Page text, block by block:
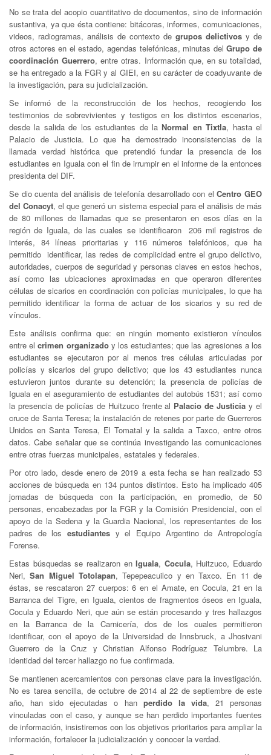
No se trata del acopio cuantitativo de documentos, sino de información
sustantiva, ya que ésta contiene: bitácoras, informes, comunicaciones,
videos, radiogramas, análisis de contexto de grupos delictivos y de
otros actores en el estado, agendas telefónicas, minutas del Grupo de
coordinación Guerrero, entre otras. Información que, en su totalidad,
se ha entregado a la FGR y al GIEI, en su carácter de coadyuvante de
la investigación, para su judicialización.
Se informó de la reconstrucción de los hechos, recogiendo los
testimonios de sobrevivientes y testigos en los distintos escenarios,
desde la salida de los estudiantes de la Normal en Tixtla, hasta el
Palacio de Justicia. Lo que ha demostrado inconsistencias de la
llamada verdad histórica que pretendió fundar la presencia de los
estudiantes en Iguala con el fin de irrumpir en el informe de la entonces
presidenta del DIF.
Se dio cuenta del análisis de telefonía desarrollado con el Centro GEO
del Conacyt, el que generó un sistema especial para el análisis de más
de 80 millones de llamadas que se presentaron en esos días en la
región de Iguala, de las cuales se identificaron 206 mil registros de
interés, 84 líneas prioritarias y 116 números telefónicos, que ha
permitido identificar, las redes de complicidad entre el grupo delictivo,
autoridades, cuerpos de seguridad y personas claves en estos hechos,
así como las ubicaciones aproximadas en que operaron diferentes
células de sicarios en coordinación con policías municipales, lo que ha
permitido identificar la forma de actuar de los sicarios y su red de
vínculos.
Este análisis confirma que: en ningún momento existieron vínculos
entre elcrimen organizadoy los estudiantes; que las agresiones a los
estudiantes se ejecutaron por al menos tres células articuladas por
policías y sicarios del grupo delictivo; que los 43 estudiantes nunca
estuvieron juntos durante su detención; la presencia de policías de
Iguala en el aseguramiento de estudiantes del autobús 1531; así como
la presencia de policías de Huitzuco frente al Palacio de Justiciay el
cruce de Santa Teresa; la instalación de retenes por parte de Guerreros
Unidos en Santa Teresa, El Tomatal y la salida a Taxco, entre otros
datos. Cabe señalar que se continúa investigando las comunicaciones
entre otras fuerzas municipales, estatales y federales.
Por otro lado, desde enero de 2019 a esta fecha se han realizado 53
acciones de búsqueda en 134 puntos distintos. Esto ha implicado 405
jornadas de búsqueda con la participación, en promedio, de 50
personas, encabezadas por la FGR y la Comisión Presidencial, con el
apoyo de la Sedena y la Guardia Nacional, los representantes de los
padres de los estudiantes y el Equipo Argentino de Antropología
Forense.
Estas búsquedas se realizaron enIguala, Cocula, Huitzuco, Eduardo
Neri,San Miguel Totolapan, Tepepeacuilco y en Taxco. En 11 de
éstas, se rescataron 27 cuerpos: 6 en el Amate, en Cocula, 21 en la
Barranca del Tigre, en Iguala, cientos de fragmentos óseos en Iguala,
Cocula y Eduardo Neri, que aún se están procesando y tres hallazgos
en la Barranca de la Carnicería, dos de los cuales permitieron
identificar, con el apoyo de la Universidad de Innsbruck, a Jhosivani
Guerrero de la Cruz y Christian Alfonso Rodríguez Telumbre. La
identidad del tercer hallazgo no fue confirmada.
Se mantienen acercamientos con personas clave para la investigación.
No es tarea sencilla, de octubre de 2014 al 22 de septiembre de este
año, han sido ejecutadas o han perdido la vida, 21 personas
vinculadas con el caso, y aunque se han perdido importantes fuentes
de información, insistiremos con los objetivos prioritarios para ampliar la
información, fortalecer la judicialización y conocer la verdad.